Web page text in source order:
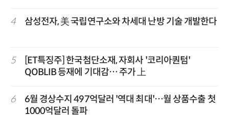
4 삼성전자, 美 국립연구소와 차세대 난방 기술 개발한다
5
[ET특징주] 한국첨단소재, 자회사 '코리아퀀텀'
QOBLIB 등재에 기대감… 주가 上
6
6월 경상수지 497억달러 '역대 최대'…월 상품수출 첫
1000억달러 돌파